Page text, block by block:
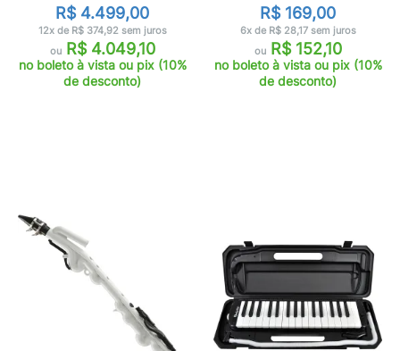
R$ 4.499,00
12x de R$ 374,92 sem juros
ouR$ 4.049,10
no boleto à vista ou pix (10%
de desconto)
R$ 169,00
6x de R$ 28,17 sem juros
ouR$ 152,10
no boleto à vista ou pix (10%
de desconto)